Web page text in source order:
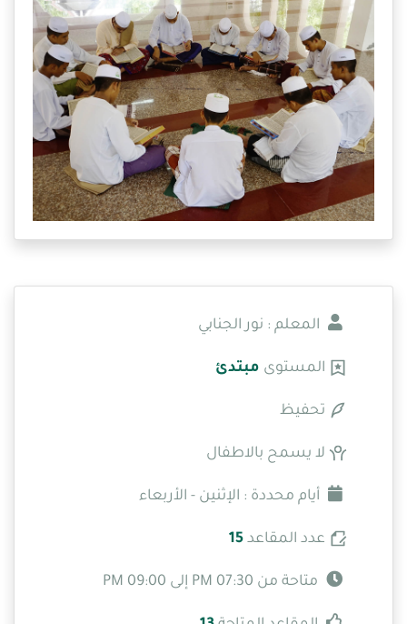
المعلم : نور الجنابي
المستوى مبتدئ
تحفيظ
لا يسمح بالاطفال
أيام محددة : الإثنين - الأربعاء
عدد المقاعد 15
متاحة من 07:30 PM إلى 09:00 PM